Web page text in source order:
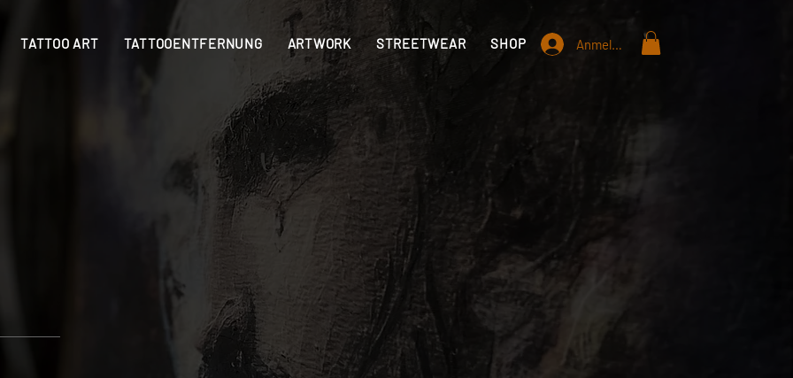
TATTOO ART TATTOOENTFERNUNG ARTWORK STREETWEAR SHOP STANDORTE INFO
Anmelden